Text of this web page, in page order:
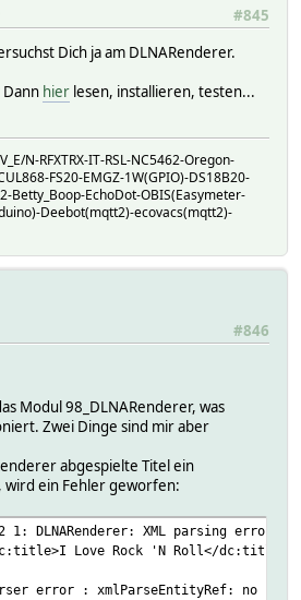
#845
Dich ja am DLNARenderer.
Dann hier lesen, installieren, testen...
N-RFXTRX-IT-RSL-NC5462-Oregon-
FS20-EMGZ-1W(GPIO)-DS18B20-
Betty_Boop-EchoDot-OBIS(Easymeter-
Deebot(mqtt2)-ecovacs(mqtt2)-
#846
Modul 98_DLNARenderer, was
Zwei Dinge sind mir aber
abgespielte Titel ein
wird ein Fehler geworfen:
1: DLNARenderer: XML parsing
Love Rock 'N Roll</dc:title>
error : xmlParseEntityRef: no name